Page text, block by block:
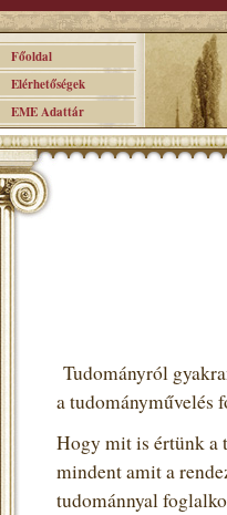
Főoldal
Elérhetőségek
EME Adattár
Tudományról
a tudományművelés
Hogy mit is értünk a
mindent amit a
tudománnyal